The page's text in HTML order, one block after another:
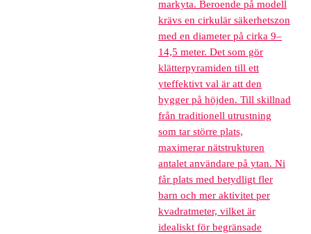
markyta. Beroende på modell
krävs en cirkulär säkerhetszon
med en diameter på cirka 9–
14,5 meter. Det som gör
klätterpyramiden till ett
yteffektivt val är att den
bygger på höjden. Till skillnad
från traditionell utrustning
som tar större plats,
maximerar nätstrukturen
antalet användare på ytan. Ni
får plats med betydligt fler
barn och mer aktivitet per
kvadratmeter, vilket är
idealiskt för begränsade